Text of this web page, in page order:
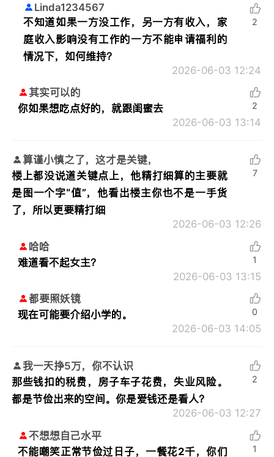
Linda1234567
不知道如果一方没工作，另一方有收入，家
庭收入影响没有工作的一方不能申请福利的
情况下，如何维持？
2026-06-03 12:24
2
其实可以的
你如果想吃点好的，就跟闺蜜去
2026-06-03 13:14
2
算谨小慎之了，这才是关键，
楼上都没说道关键点上，他精打细算的主要就
是图一个字“值”，他看出楼主你也不是一手货
了，所以更要精打细
2026-06-03 12:26
7
哈哈
难道看不起女主？
2026-06-03 13:15
1
都要照妖镜
现在可能要介绍小学的。
2026-06-03 14:05
0
我一天挣5万，你不认识
那些钱扣的税费，房子车子花费，失业风险。
都是节俭出来的空间。你是爱钱还是看人？
2026-06-03 12:27
2
不想想自己水平
不能嘲笑正常节俭过日子，一餐花2千，你们
1